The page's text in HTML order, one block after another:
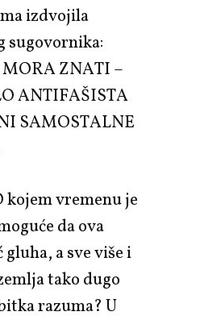
izdvojila
sugovornika:
ZNATI –
ANTIFAŠISTA
SAMOSTALNE
kojem vremenu je
da ova
gluha, a sve više i
tako dugo
razuma? U